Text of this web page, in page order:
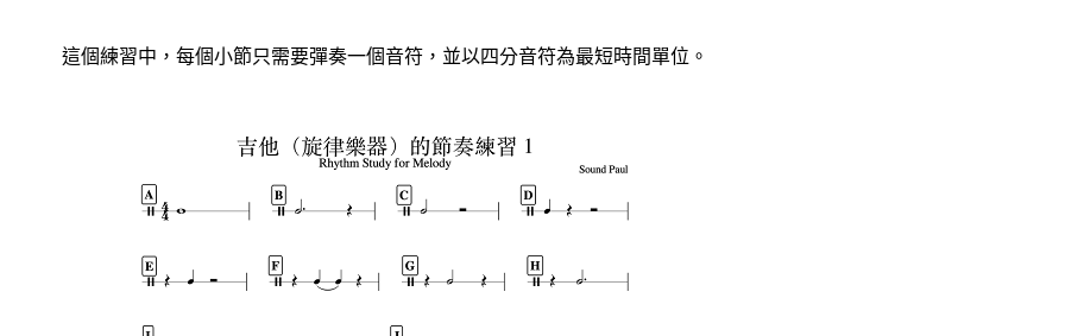
這個練習中，每個小節只需要彈奏一個音符，並以四分音符為最短時間單位。